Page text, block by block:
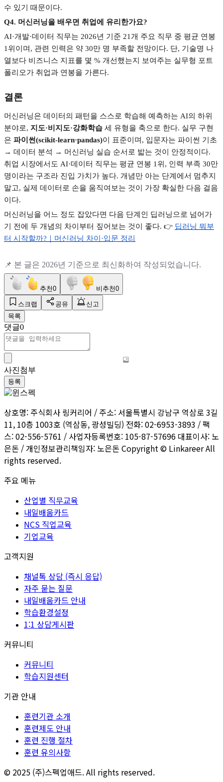
수 있기 때문이다.
Q4. 머신러닝을 배우면 취업에 유리한가요?
AI·개발·데이터 직무는 2026년 기준 21개 주요 직무 중 평균 연봉
1위이며 , 관련 인력은 약 30만 명 부족할 전망이다. 단, 기술명 나
열보다 비즈니스 지표를 몇 % 개선했는지 보여주는 실무형 포트
폴리오가 취업과 연봉을 가른다.
결론
머신러닝은 데이터의 패턴을 스스로 학습해 예측하는 AI의 하위
분야로, 지도·비지도·강화학습 세 유형을 축으로 한다. 실무 구현
은 파이썬(scikit-learn·pandas)이 표준이며 , 입문자는 파이썬 기초
→ 데이터 분석 → 머신러닝 실습 순서로 밟는 것이 안정적이다.
취업 시장에서도 AI·데이터 직무는 평균 연봉 1 위 , 인력 부족 30만
명이라는 구조라 진입 가치가 높다. 개념만 아는 단계에서 멈추지
말고, 실제 데이터로 손을 움직여보는 것이 가장 확실한 다음 걸음
이다.
머신러닝을 어느 정도 잡았다면 다음 단계인 딥러닝으로 넘어가
기 전에 두 개념의 차이부터 짚어보는 것이 좋다. 👉 딥러닝 뭐부
터 시작할까? ｜머신러닝 차이·입문 정리
📌 본 글은 2026년 기준으로 최신화하여 작성되었습니다.
추천0 비추천0
스크랩 공유
신고
목록
댓글0
사진첨부
등록
상호명: 주식회사 링커리어 / 주소: 서울특별시 강남구 역삼로 3길
11, 10층 1003호 (역삼동, 광성빌딩) 전화: 02-6953-3893 / 팩
스: 02-556-5761 / 사업자등록번호: 105-87-57696 대표이사: 노
은돈 / 개인정보관리책임자: 노은돈 Copyright © Linkareer All
rights reserved.
주요 메뉴
산업별 직무교육
내일배움카드
NCS 직업교육
기업교육
고객지원
채널톡 상담 (즉시 응답)
자주 묻는 질문
내일배움카드 안내
학습환경설정
1:1 상담게시판
커뮤니티
커뮤니티
학습지원센터
기관 안내
훈련기관 소개
훈련제도 안내
훈련 진행 절차
훈련 유의사항
© 2025 (주)스펙업애드. All rights reserved.